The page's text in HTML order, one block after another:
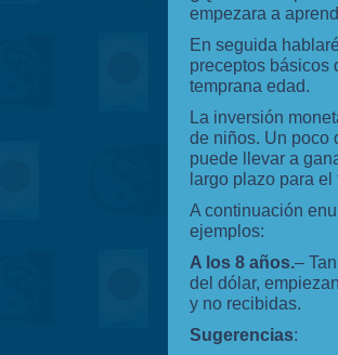
empezara a
En seguida
preceptos básicos
temprana edad.
La inversión
de niños. Un poco
puede llevar a
largo plazo para
A continuación
ejemplos:
A los 8 años.–
del dólar,
y no recibidas.
Sugerencias: